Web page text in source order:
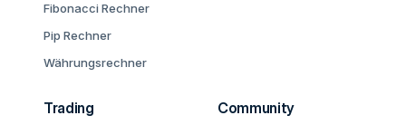
Fibonacci Rechner
Pip Rechner
Währungsrechner
Trading Community